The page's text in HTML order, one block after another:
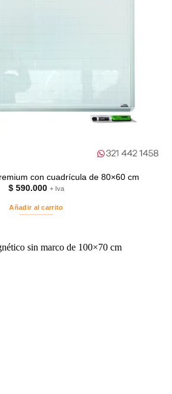
con cuadrícula de 80×60 cm
$ 590.000 + Iva
Añadir al carrito